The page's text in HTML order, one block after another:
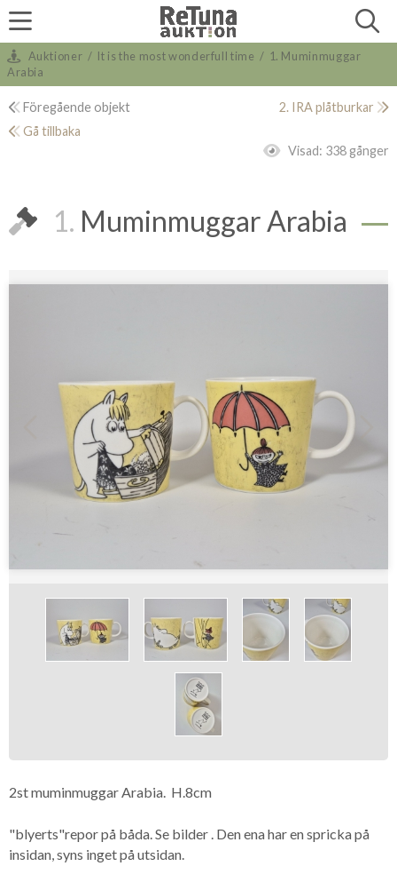
Auktioner / It is the most wonderfull time / 1. Muminmuggar
Arabia
Föregående objekt
2. IRA plåtburkar
Gå tillbaka
Visad: 338 gånger
1. Muminmuggar Arabia
2st muminmuggar Arabia. H.8cm
"blyerts"repor på båda. Se bilder . Den ena har en spricka på
insidan, syns inget på utsidan.